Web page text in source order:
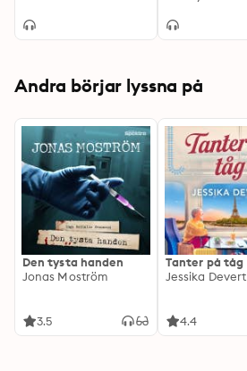
Andra börjar lyssna på
Den tysta handen
Jonas Moström
3.5
Tanter på tåg
Jessika Devert
4.4